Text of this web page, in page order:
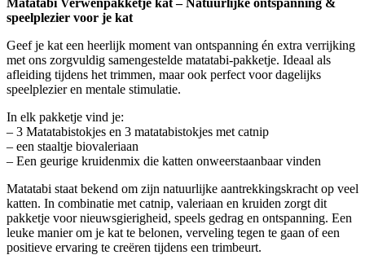
speelplezier voor je kat
Geef je kat een heerlijk moment van ontspanning én extra verrijking
met ons zorgvuldig samengestelde matatabi-pakketje. Ideaal als
afleiding tijdens het trimmen, maar ook perfect voor dagelijks
speelplezier en mentale stimulatie.
In elk pakketje vind je:
– 3 Matatabistokjes en 3 matatabistokjes met catnip
– een staaltje biovaleriaan
– Een geurige kruidenmix die katten onweerstaanbaar vinden
Matatabi staat bekend om zijn natuurlijke aantrekkingskracht op veel
katten. In combinatie met catnip, valeriaan en kruiden zorgt dit
pakketje voor nieuwsgierigheid, speels gedrag en ontspanning. Een
leuke manier om je kat te belonen, verveling tegen te gaan of een
positieve ervaring te creëren tijdens een trimbeurt.